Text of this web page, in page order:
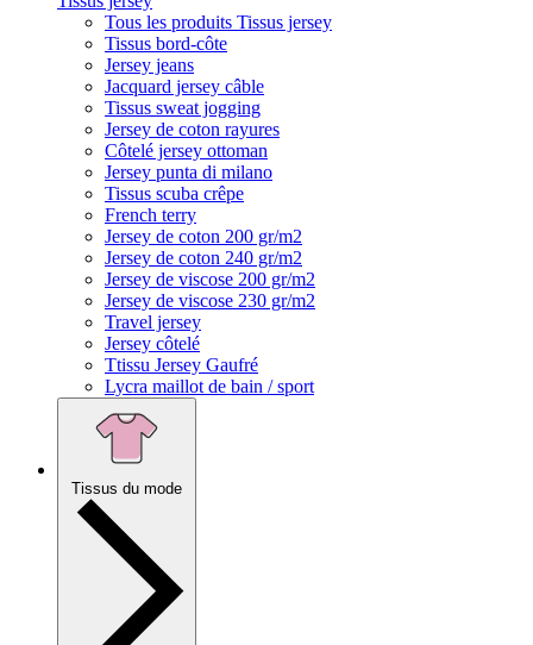
Tous les produits Tissus jersey
Tissus bord-côte
Jersey jeans
Jacquard jersey câble
Tissus sweat jogging
Jersey de coton rayures
Côtelé jersey ottoman
Jersey punta di milano
Tissus scuba crêpe
French terry
Jersey de coton 200 gr/m2
Jersey de coton 240 gr/m2
Jersey de viscose 200 gr/m2
Jersey de viscose 230 gr/m2
Travel jersey
Jersey côtelé
Ttissu Jersey Gaufré
Lycra maillot de bain / sport
Tissus du mode